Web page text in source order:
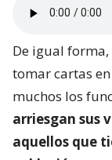
De igual
tomar cartas
muchos los
arriesgan sus
aquellos que